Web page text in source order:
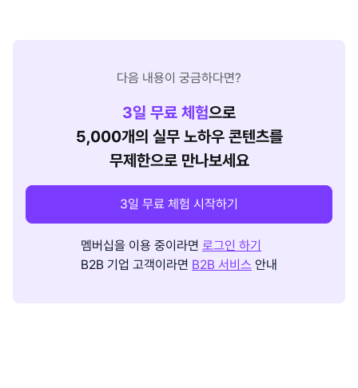
다음 내용이 궁금하다면?
3일 무료 체험으로
5,000개의 실무 노하우 콘텐츠를
무제한으로 만나보세요
3일 무료 체험 시작하기
멤버십을 이용 중이라면 로그인 하기
B2B 기업 고객이라면 B2B 서비스 안내